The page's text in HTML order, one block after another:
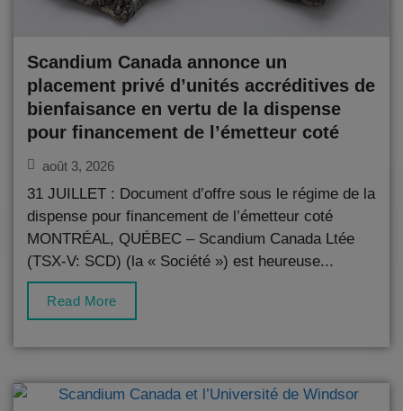
Scandium Canada annonce un
placement privé d’unités accréditives de
bienfaisance en vertu de la dispense
pour financement de l’émetteur coté
août 3, 2026
31 JUILLET : Document d’offre sous le régime de la
dispense pour financement de l’émetteur coté
MONTRÉAL, QUÉBEC – Scandium Canada Ltée
(TSX-V: SCD) (la « Société ») est heureuse...
Read More